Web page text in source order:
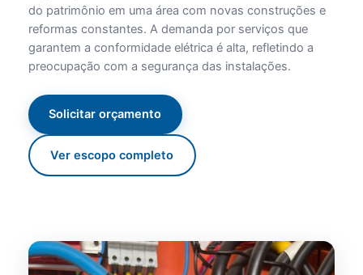
do patrimônio em uma área com novas construções e
reformas constantes. A demanda por serviços que
garantem a conformidade elétrica é alta, refletindo a
preocupação com a segurança das instalações.
Solicitar orçamento
Ver escopo completo